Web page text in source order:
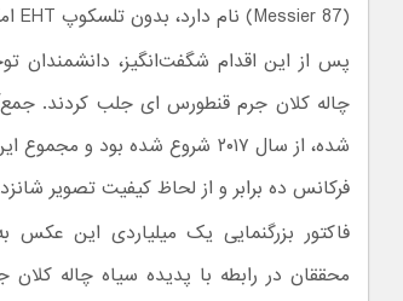
(Messier 87) نام دارد، بدون تلسکوپ EHT امکان پذیر نبود.
پس از این اقدام شگفت‌انگیز، دانشمندان
چاله کلان جرم قنطورس ای جلب کردند.
شده، از سال ۲۰۱۷ شروع شده
فرکانس ده برابر و از لحاظ کیفیت تصویر
فاکتور بزرگنمایی یک میلیاردی این عکس
محققان در رابطه با پدیده سیاه چاله